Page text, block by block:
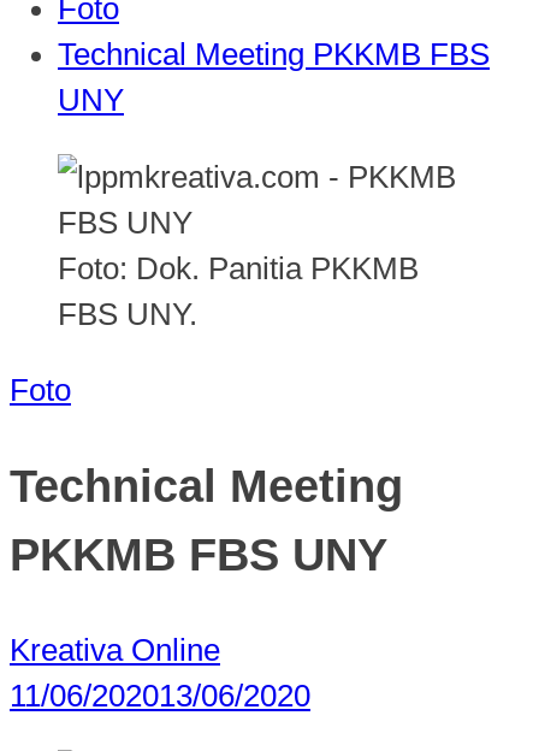
Foto
Technical Meeting PKKMB FBS
UNY
Foto: Dok. Panitia PKKMB
FBS UNY.
Foto
Technical Meeting
PKKMB FBS UNY
Kreativa Online
11/06/202013/06/2020